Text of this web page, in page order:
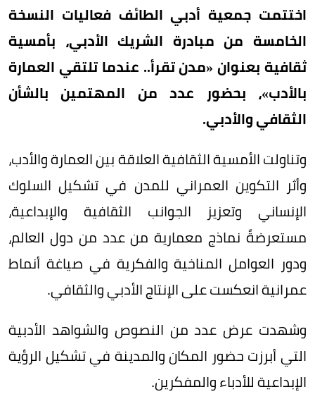
اختتمت جمعية أدبي الطائف فعاليات النسخة
الخامسة من مبادرة الشريك الأدبي، بأمسية
ثقافية بعنوان «مدن تقرأ.. عندما تلتقي العمارة
بالأدب»، بحضور عدد من المهتمين بالشأن
الثقافي والأدبي.
وتناولت الأمسية الثقافية العلاقة بين العمارة والأدب،
وأثر التكوين العمراني للمدن في تشكيل السلوك
الإنساني وتعزيز الجوانب الثقافية والإبداعية،
مستعرضةً نماذج معمارية من عدد من دول العالم،
ودور العوامل المناخية والفكرية في صياغة أنماط
عمرانية انعكست على الإنتاج الأدبي والثقافي.
وشهدت عرض عدد من النصوص والشواهد الأدبية
التي أبرزت حضور المكان والمدينة في تشكيل الرؤية
الإبداعية للأدباء والمفكرين.